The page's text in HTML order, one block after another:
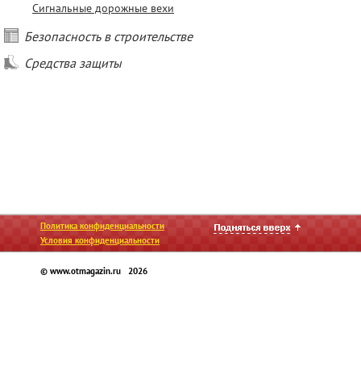
Сигнальные дорожные вехи
Безопасность в строительстве
Средства защиты
Политика конфиденциальности
Условия конфиденциальности
© www.otmagazin.ru 2026